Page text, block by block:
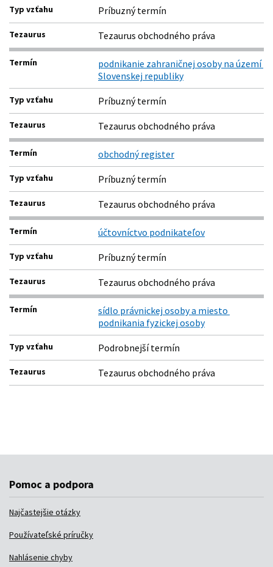
Pomoc a podpora
Najčastejšie otázky
Používateľské príručky
Nahlásenie chyby